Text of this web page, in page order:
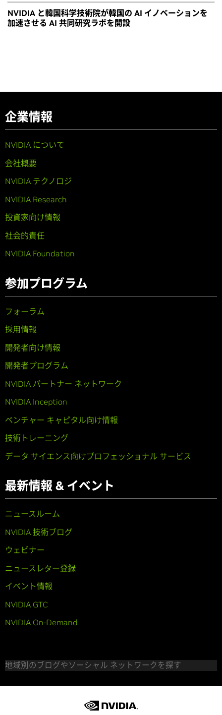
NVIDIA と韓国科学技術院が韓国の AI イノベーションを
加速させる AI 共同研究ラボを開設
企業情報
NVIDIA について
会社概要
NVIDIA テクノロジ
NVIDIA Research
投資家向け情報
社会的責任
NVIDIA Foundation
参加プログラム
フォーラム
採用情報
開発者向け情報
開発者プログラム
NVIDIA パートナー ネットワーク
NVIDIA Inception
ベンチャー キャピタル向け情報
技術トレーニング
データ サイエンス向けプロフェッショナル サービス
最新情報 & イベント
ニュースルーム
NVIDIA 技術ブログ
ウェビナー
ニュースレター登録
イベント情報
NVIDIA GTC
NVIDIA On-Demand
地域別のブログやソーシャル ネットワークを探す